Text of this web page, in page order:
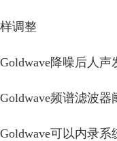
样调整
Goldwave降噪后人声
Goldwave频谱滤波器
Goldwave可以内录系